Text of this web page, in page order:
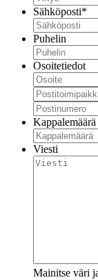
Sähköposti*
Puhelin
Osoitetiedot
Kappalemäärä
Viesti
Mainitse väri